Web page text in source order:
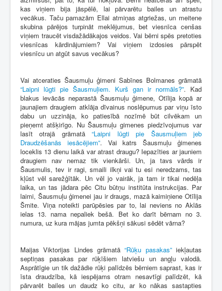
kas viņiem bija jāspēlē, lai pārvarētu bailes un atrastu
vecākus. Taču pamazām Ellai atmiņas atgriežas, un meitene
skubina pārējos turpināt meklējumus, bet viesnīca cenšas
viņiem traucēt visdažādākajos veidos. Vai bērni spēs pretoties
viesnīcas kārdinājumiem? Vai viņiem izdosies pārspēt
viesnīcu un atgūt savus vecākus?
Vai atceraties Šausmuļu ģimeni Sabīnes Bolmanes grāmatā
“Laipni lūgti pie Šausmuļiem. Kurš gan ir normāls?”. Kad
blakus ievācās neparastā Šausmuļu ģimene, Otīlija kopā ar
jaunajiem draugiem atklāja dīvainus noslēpumus par viņu īsto
dabu un uzzināja, ko patiesībā nozīmē būt cilvēkam un
pieņemt atšķirīgo. Nu Šausmuļu gimenes piedzīvojumus var
lasīt otrajā grāmatā“Laipni lūgti pie Šausmuļiem jeb
Draudzēšanās iesācējiem”. Vai katrs Šausmuļu ģimenes
loceklis 13 dienu laikā var atrast draugu? Iepazīties ar jauniem
draugiem nav nemaz tik vienkārši. Un, ja tavs vārds ir
Šausmulis, tev ir ragi, smaili ilkņi vai tu esi neredzams, tas
kļūst vēl sarežģītāk. Un vēl jo vairāk, ja tam ir tikai nedēļa
laika, un tas jādara pēc Citu būtņu institūta instrukcijas. Par
laimi, Šausmuļu ģimenei jau ir draugs, mazā kaimiņiene Otīlija
Šmite. Viņa noteikti parūpēsies par to, lai neviens no Aklās
ielas 13. nama nepaliek bešā. Bet ko darīt bērnam no 3.
numura, uz kura mājas jumta pēkšņi sākusi sēdēt vārna?
Maijas Viktorijas Lindes grāmatā“Rūķu pasakas”iekļautas
septiņas pasakas par rūķīšiem latviešu un angļu valodā.
Asprātīgie un tik dažādie rūķi palīdzēs bērniem saprast, kas ir
īsta draudzība, kā iespējams otram nesavtīgi palīdzēt, kā
pārvarēt bailes un daudz ko citu, ar ko nākas sastapties